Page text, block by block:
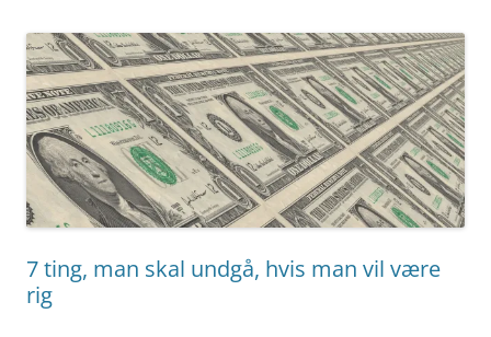
7 ting, man skal undgå, hvis man vil være
rig